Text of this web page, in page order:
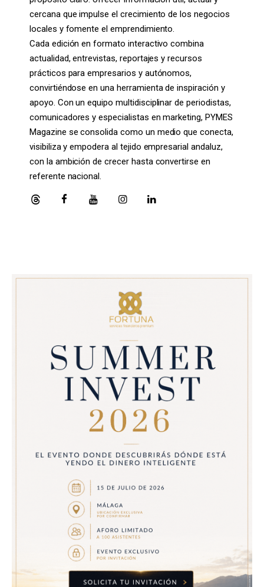
cercana que impulse el crecimiento de los negocios
locales y fomente el emprendimiento.
Cada edición en formato interactivo combina
actualidad, entrevistas, reportajes y recursos
prácticos para empresarios y autónomos,
convirtiéndose en una herramienta de inspiración y
apoyo. Con un equipo multidisciplinar de periodistas,
comunicadores y especialistas en marketing, PYMES
Magazine se consolida como un medio que conecta,
visibiliza y empodera al tejido empresarial andaluz,
con la ambición de crecer hasta convertirse en
referente nacional.